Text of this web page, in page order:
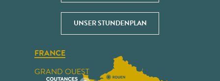
UNSER STUNDENPLAN
FRANCE
GRAND OUEST